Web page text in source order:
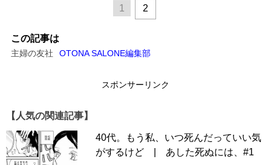
1 2
この記事は
主婦の友社 OTONA SALONE編集部
スポンサーリンク
【人気の関連記事】
40代。もう私、いつ死んだっていい気
がするけど | あした死ぬには、#1